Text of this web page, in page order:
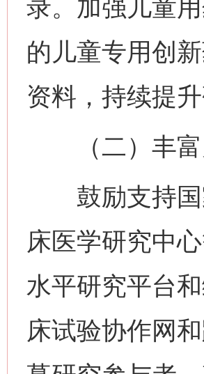
录。加强儿童
的儿童专用创
资料，持续提
（二）丰富
鼓励支持国
床医学研究中
水平研究平台
床试验协作网